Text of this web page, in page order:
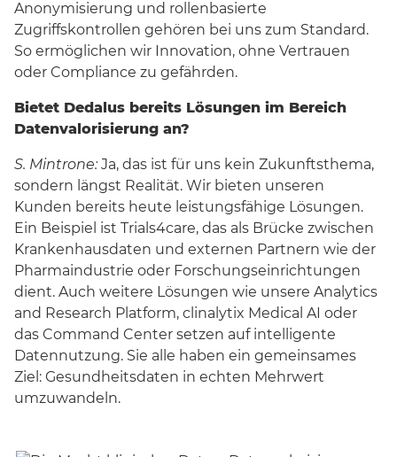
Anonymisierung und rollenbasierte
Zugriffskontrollen gehören bei uns zum Standard.
So ermöglichen wir Innovation, ohne Vertrauen
oder Compliance zu gefährden.
Bietet Dedalus bereits Lösungen im Bereich
Datenvalorisierung an?
S. Mintrone: Ja, das ist für uns kein Zukunftsthema,
sondern längst Realität. Wir bieten unseren
Kunden bereits heute leistungsfähige Lösungen.
Ein Beispiel ist Trials4care, das als Brücke zwischen
Krankenhausdaten und externen Partnern wie der
Pharmaindustrie oder Forschungseinrichtungen
dient. Auch weitere Lösungen wie unsere Analytics
and Research Platform, clinalytix Medical AI oder
das Command Center setzen auf intelligente
Datennutzung. Sie alle haben ein gemeinsames
Ziel: Gesundheitsdaten in echten Mehrwert
umzuwandeln.